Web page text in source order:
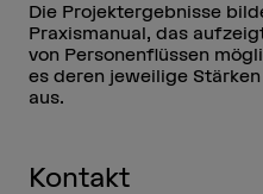
Die Projektergebnisse
Praxismanual, das
von Personenflüssen
es deren jeweilige
aus.
Kontakt